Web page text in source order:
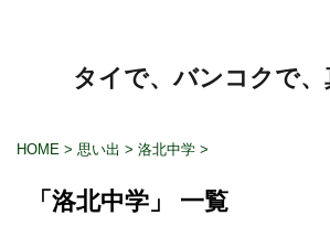
タイで、バンコクで
HOME > 思い出 > 洛北中学 >
「洛北中学」 一覧